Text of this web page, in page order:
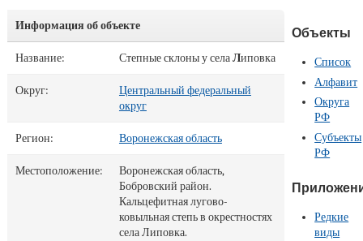
Информация об объекте
Название: Степные склоны у селаЛиповка
Округ:
Центральный федеральный
округ
Регион: Воронежская область
Местоположение:
Воронежская область,
Бобровский район.
Кальцефитная лугово-
ковыльная степь в окрестностях
села Липовка.
Объекты
Список
Алфавит
Округа
РФ
Субъекты
РФ
Редкие
виды